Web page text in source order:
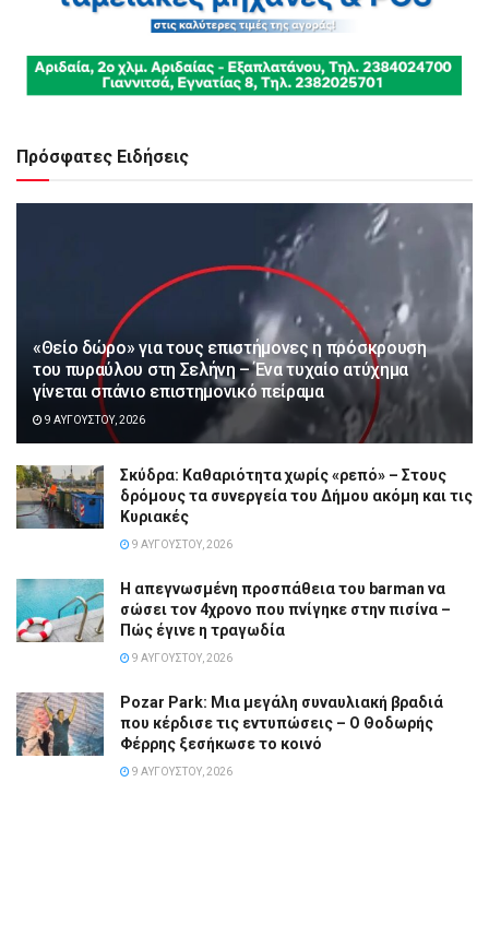
Πρόσφατες Ειδήσεις
«Θείο δώρο» για τους επιστήμονες η πρόσκρουση
του πυραύλου στη Σελήνη – Ένα τυχαίο ατύχημα
γίνεται σπάνιο επιστημονικό πείραμα
9 ΑΥΓΟΎΣΤΟΥ, 2026
Σκύδρα: Καθαριότητα χωρίς «ρεπό» – Στους
δρόμους τα συνεργεία του Δήμου ακόμη και τις
Κυριακές
9 ΑΥΓΟΎΣΤΟΥ, 2026
Η απεγνωσμένη προσπάθεια του barman να
σώσει τον 4χρονο που πνίγηκε στην πισίνα –
Πώς έγινε η τραγωδία
9 ΑΥΓΟΎΣΤΟΥ, 2026
Pozar Park: Μια μεγάλη συναυλιακή βραδιά
που κέρδισε τις εντυπώσεις – Ο Θοδωρής
Φέρρης ξεσήκωσε το κοινό
9 ΑΥΓΟΎΣΤΟΥ, 2026